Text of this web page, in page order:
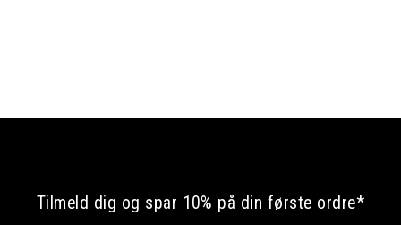
Tilmeld dig og spar 10% på din første ordre*